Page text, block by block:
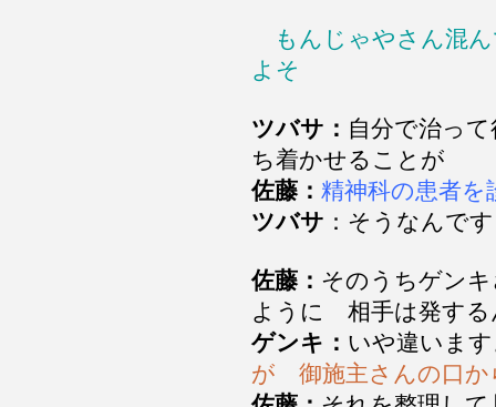
もんじゃやさん混
よそ
ツバサ： 自分で治っ
ち着かせることが
佐藤： 精神科の患者を
ツバサ ：そうなんで
佐藤： そのうちゲン
ように 相手は発する
ゲンキ： いや違いま
が 御施主さんの口か